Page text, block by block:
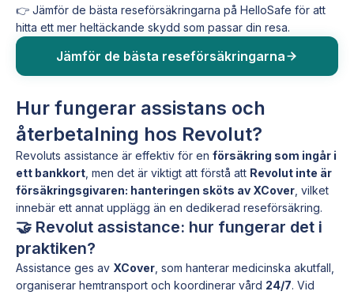
👉 Jämför de bästa reseförsäkringarna på HelloSafe för att
hitta ett mer heltäckande skydd som passar din resa.
Jämför de bästa reseförsäkringarna
Hur fungerar assistans och
återbetalning hos Revolut?
Revoluts assistance är effektiv för en försäkring som ingår i
ett bankkort , men det är viktigt att förstå att Revolut inte är
försäkringsgivaren: hanteringen sköts av XCover , vilket
innebär ett annat upplägg än en dedikerad reseförsäkring.
🤝 Revolut assistance: hur fungerar det i
praktiken?
Assistance ges av XCover , som hanterar medicinska akutfall,
organiserar hemtransport och koordinerar vård 24/7. Vid